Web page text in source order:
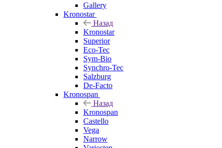
Gallery
Kronostar
Назад
Kronostar
Superior
Eco-Tec
Sym-Bio
Synchro-Tec
Salzburg
De-Facto
Kronospan
Назад
Kronospan
Castello
Vega
Narrow